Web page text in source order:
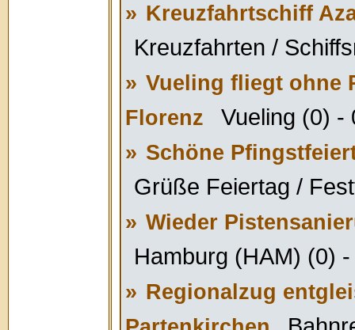
» Kreuzfahrtschiff
Kreuzfahrten /
» Vueling fliegt ohne
Florenz
Vueling (0) -
» Schöne
Grüße Feiertag /
» Wieder
Hamburg (HAM) (0)
» Regionalzug